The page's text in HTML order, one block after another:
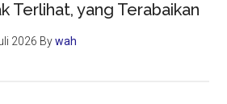
Terlihat, yang Terabaikan
2026 Bywah